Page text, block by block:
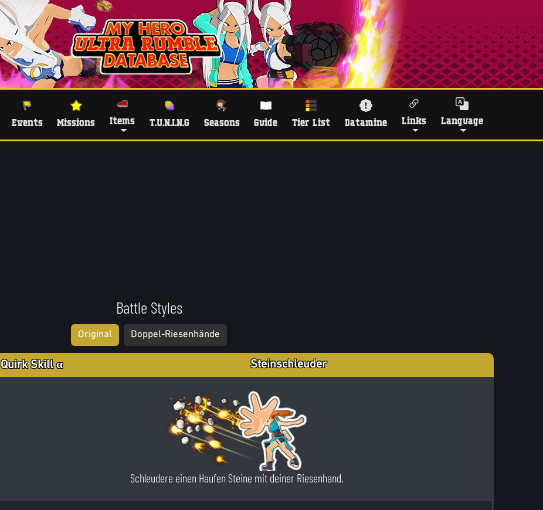
Events Missions Items T.U.N.I.N.G Seasons Guide Tier List Datamine Links Language
Battle Styles
Original Doppel-Riesenhände
Quirk Skill α Steinschleuder
Schleudere einen Haufen Steine mit deiner Riesenhand.